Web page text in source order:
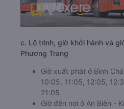
c. Lộ trình, giờ khởi hành và
Phương Trang
Giờ xuất phát ở Bình
10:05, 11:05, 12:05,
21:05
Giờ đến nơi ở An Biên -